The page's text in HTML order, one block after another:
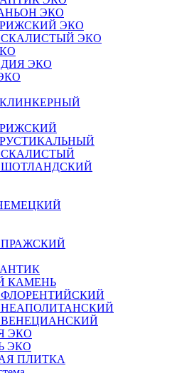
ЭКО
ЭКО
ЭКО
ЭКО
КАМЕНЬ
ЭКО
ЭКО
ПЛИТКА